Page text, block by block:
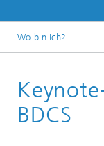
Wo bin ich?
BDCS